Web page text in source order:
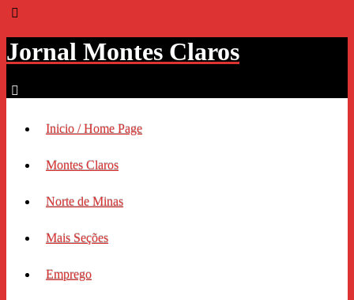
Jornal Montes Claros
Inicio / Home Page
Montes Claros
Norte de Minas
Mais Seções
Emprego